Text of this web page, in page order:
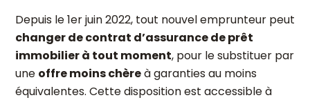
Depuis le 1erjuin 2022, tout nouvel emprunteur peut
changer de contrat d’assurance de prêt
immobilier à tout moment, pour le substituer par
une offre moins chèreà garanties au moins
équivalentes. Cette disposition est accessible à